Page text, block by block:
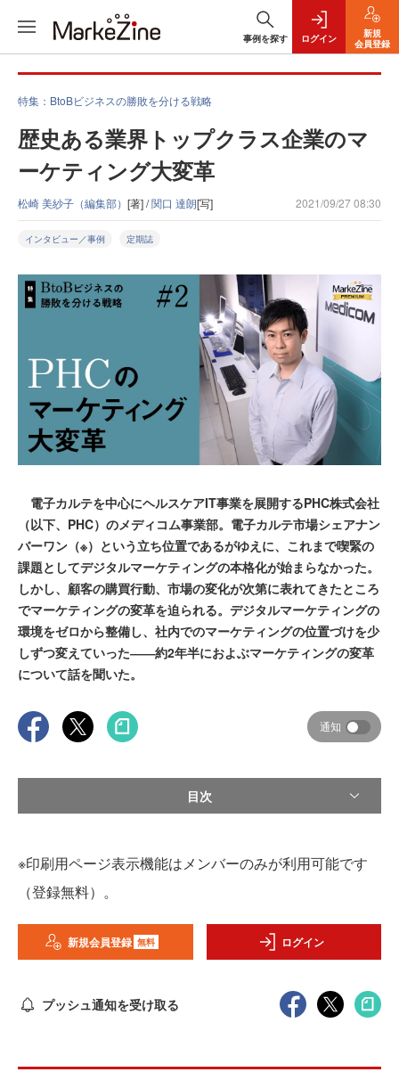
事例を探す ログイン
新規
会員登録
特集：BtoBビジネスの勝敗を分ける戦略
歴史ある業界トップクラス企業のマ
ーケティング大変革
松崎 美紗子（編集部） [著] /関口 達朗[写] 2021/09/27 08:30
インタビュー／事例 定期誌
電子カルテを中心にヘルスケアIT事業を展開するPHC株式会社
（以下、PHC）のメディコム事業部。電子カルテ市場シェアナン
バーワン（※）という立ち位置であるがゆえに、これまで喫緊の
課題としてデジタルマーケティングの本格化が始まらなかった。
しかし、顧客の購買行動、市場の変化が次第に表れてきたところ
でマーケティングの変革を迫られる。デジタルマーケティングの
環境をゼロから整備し、社内でのマーケティングの位置づけを少
しずつ変えていった――約2年半におよぶマーケティングの変革
について話を聞いた。
通知
目次
※印刷用ページ表示機能はメンバーのみが利用可能です
（登録無料）。
新規会員登録 無料 ログイン
プッシュ通知を受け取る